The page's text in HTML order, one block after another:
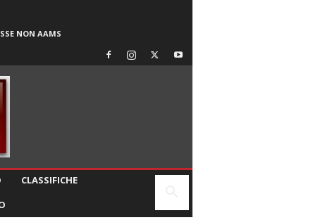
NON AAMS
CLASSIFICHE